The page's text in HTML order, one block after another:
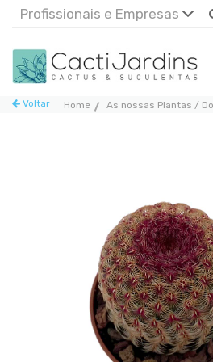
Profissionais e Empresas
Home As nossas Plantas /
Voltar